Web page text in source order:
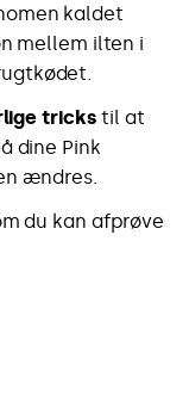
kaldet
mellem ilten i
tricks til at
dine Pink
ændres.
du kan afprøve